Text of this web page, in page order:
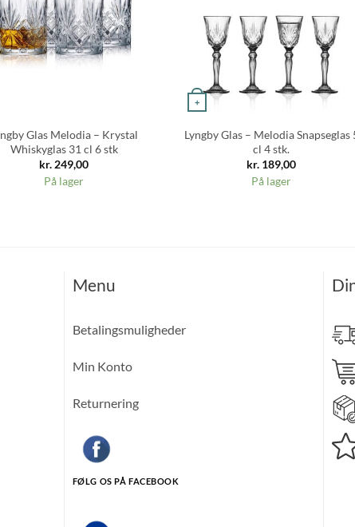
Glas Melodia – Krystal
Whiskyglas 31 cl 6 stk
kr. 249,00
På lager
+
Lyngby Glas – Melodia Snapseglas
cl 4 stk.
kr. 189,00
På lager
Menu
Betalingsmuligheder
Min Konto
Returnering
FØLG OS PÅ FACEBOOK